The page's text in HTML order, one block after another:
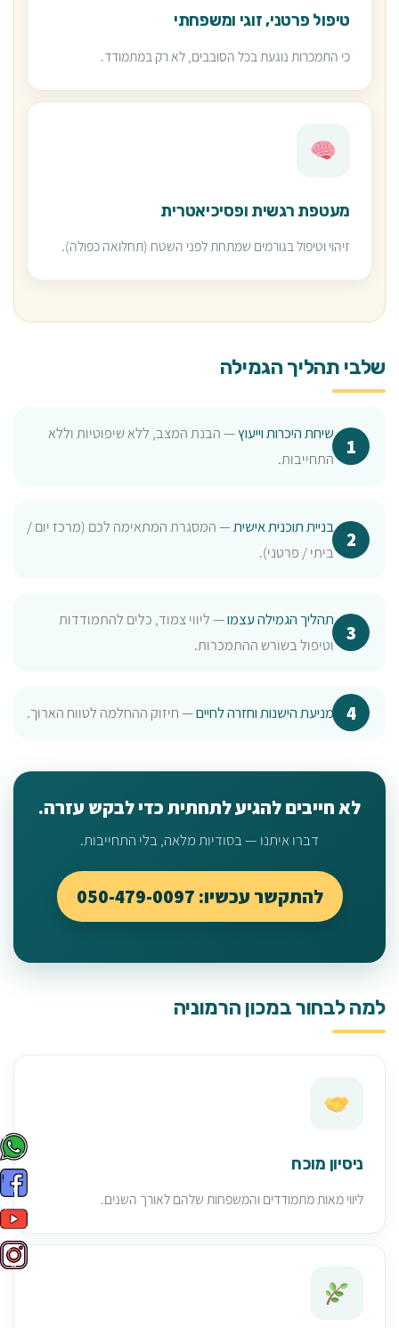
טיפול פרטני, זוגי ומשפחתי
כי התמכרות נוגעת בכל הסובבים, לא רק במתמודד.
מעטפת רגשית ופסיכיאטרית
זיהוי וטיפול בגורמים שמתחת לפני השטח (תחלואה כפולה).
שלבי תהליך הגמילה
שיחת היכרות וייעוץ— הבנת המצב, ללא שיפוטיות וללא
התחייבות.
בניית תוכנית אישית— המסגרת המתאימה לכם (מרכז יום /
ביתי / פרטני).
תהליך הגמילה עצמו— ליווי צמוד, כלים להתמודדות
וטיפול בשורש ההתמכרות.
מניעת הישנות וחזרה לחיים— חיזוק ההחלמה לטווח הארוך.
לא חייבים להגיע לתחתית כדי לבקש עזרה.
דברו איתנו — בסודיות מלאה, בלי התחייבות.
להתקשר עכשיו: 050-479-0097
למה לבחור במכון הרמוניה
ניסיון מוכח
ליווי מאות מתמודדים והמשפחות שלהם לאורך השנים.